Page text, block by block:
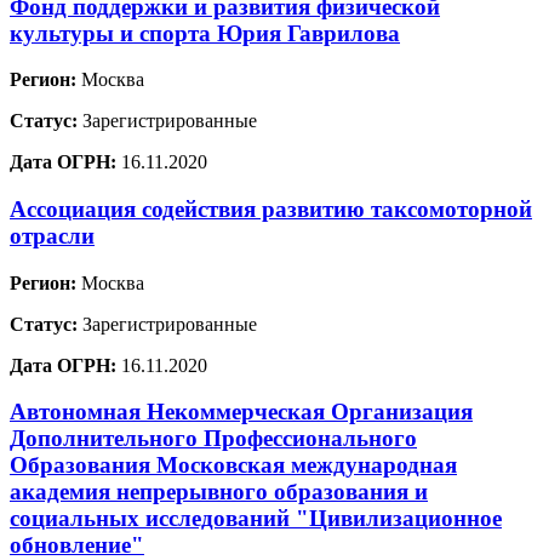
Фонд поддержки и развития физической
культуры и спорта Юрия Гаврилова
Регион: Москва
Статус: Зарегистрированные
Дата ОГРН: 16.11.2020
Ассоциация содействия развитию таксомоторной
отрасли
Регион: Москва
Статус: Зарегистрированные
Дата ОГРН: 16.11.2020
Автономная Некоммерческая Организация
Дополнительного Профессионального
Образования Московская международная
академия непрерывного образования и
социальных исследований "Цивилизационное
обновление"